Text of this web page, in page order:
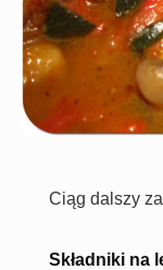
Ciąg dalszy
Składniki na